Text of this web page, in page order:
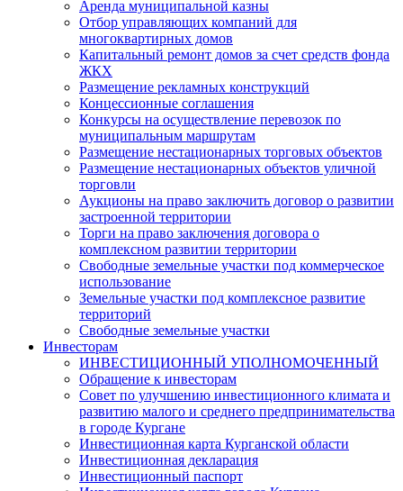
Аренда муниципальной казны
Отбор управляющих компаний для
многоквартирных домов
Капитальный ремонт домов за счет средств фонда
ЖКХ
Размещение рекламных конструкций
Концессионные соглашения
Конкурсы на осуществление перевозок по
муниципальным маршрутам
Размещение нестационарных торговых объектов
Размещение нестационарных объектов уличной
торговли
Аукционы на право заключить договор о развитии
застроенной территории
Торги на право заключения договора о
комплексном развитии территории
Свободные земельные участки под коммерческое
использование
Земельные участки под комплексное развитие
территорий
Свободные земельные участки
Инвесторам
ИНВЕСТИЦИОННЫЙ УПОЛНОМОЧЕННЫЙ
Обращение к инвесторам
Совет по улучшению инвестиционного климата и
развитию малого и среднего предпринимательства
в городе Кургане
Инвестиционная карта Курганской области
Инвестиционная декларация
Инвестиционный паспорт